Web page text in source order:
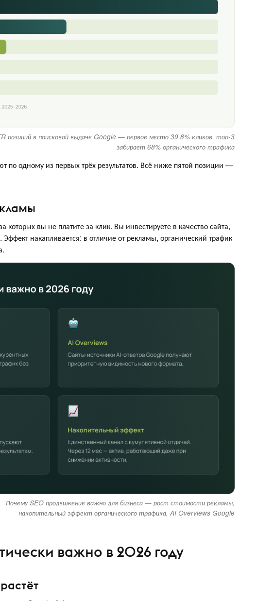
позиций в поисковой выдаче Google — первое место 39.8% кликов, топ-3
забирает 68% органического трафика
по одному из первых трёх результатов. Всё ниже пятой позиции —
вы не платите за клик. Вы инвестируете в качество сайта,
накапливается: в отличие от рекламы, органический трафик
Почему SEO продвижение важно для бизнеса — рост стоимости рекламы,
накопительный эффект органического трафика, AI Overviews Google
важно в 2026 году